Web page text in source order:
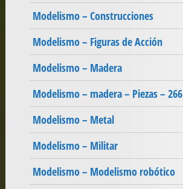
Modelismo – Construcciones
Modelismo – Figuras de Acción
Modelismo – Madera
Modelismo – madera – Piezas – 266
Modelismo – Metal
Modelismo – Militar
Modelismo – Modelismo robótico